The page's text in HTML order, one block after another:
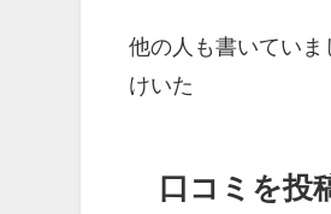
他の人も書いてい
けいた
口コミを投